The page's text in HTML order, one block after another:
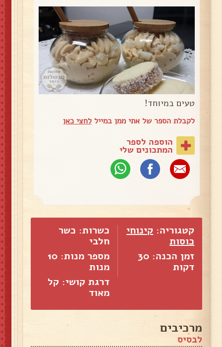
טעים במיוחד!
לקבלת הספר של אתי ממן במייללחצי כאן
הוספה לספר
המתכונים שלי
קטגוריה: קינוחי
כוסות
זמן הכנה: 30
דקות
כשרות: כשר
חלבי
מספר מנות: 10
מנות
דרגת קושי: קל
מאוד
מרכיבים
לבסיס